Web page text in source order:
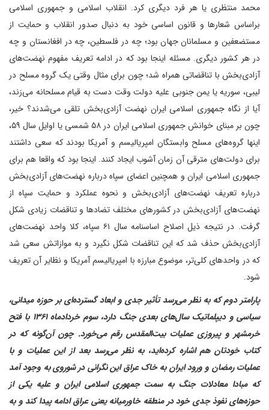
محمد منتظری یا هر فرد دیگری کرد. انقلاب اسلامی و جمهوری اسلامی
براساس شعارها و قانون اساسی خود به دنبال صدور انقلاب و حمایت از
مستضعفین و مسلمانان جهان بود؛ چه در فلسطین، چه در افغانستان و چه
در هر کشور دیگری. مسئله اینجا بود که در ادامه تعریف مفهوم نهضت‌های
آزادی‌بخش با تناقضاتی همراه شد؛ چون برای مثال وقتی یک گروه مسلح در
لیبی، سوریه یا یمن جنوبی علیه دولت وقت دست به قیام مسلحانه می‌زند،
آیا از نگاه جمهوری اسلامی ایران نهضت آزادی‌بخش تلقی می‌شدند؟ خیر،
چون بر مبنای خوانش جمهوری اسلامی ایران در ۵۸ شمسی یا اوایل سال ۵۹،
اینها گروه‌های مسلح وابستگان امپریالیسم و آمریکا بودند که سعی داشتند
برای دولت‌های مترقی آن زمان آشوب ایجاد کنند. اینجا بود که واقعا هم برای
جمهوری اسلامی ایران و همچنین اعضای سپاه درباره نهضت‌های آزادی‌بخش
درباره تعریف نهضت‌های آزادی‌بخش و نحوه عملکرد و حمایت سپاه از
نهضت‌های آزادی‌بخش در کشورهای مختلف تضادها و تناقضات زیادی شکل
گرفت. در نتیجه ذیل اصلاح اساسنامه سال ۶۱ سپاه، کلا واحد نهضت‌های
آزادی‌بخش حذف شد که این تناقضات شکل نگیرد و به موازاتش سعی شد
که در واحدهای کلی‌تر، موضوع مبارزه با امپریالیسم آمریکا و نظایر آن تعریف
شود.
پارامتر دوم که به نظر می‌رسد تأثیر جدی و ابعاد گسترده‌ای بر حوزه میدانی،
سیاسی و دیپلماتیک سال‌های بعدی جنگ دارد، سوم خرداد‌ماه ۱۳۶۱ با فتح
خرمشهر و پیروزی عملیات بیت‌المقدس رقم می‌خورد. چون آن‌گونه که در
کتاب خودتان هم اشاره کرده‌اید، به نظر می‌رسد بعد از این عملیات و با
عملیات رمضان و ورود ایران به خاک عراق این نگرانی در شوروی به وجود آمد
که مبادا معادلات جنگ به سمت جمهوری اسلامی ایران و علیه یکی از
حوزه‌های نفوذ جدی خود در منطقه خاورمیانه یعنی عراق ادامه پیدا کند و به